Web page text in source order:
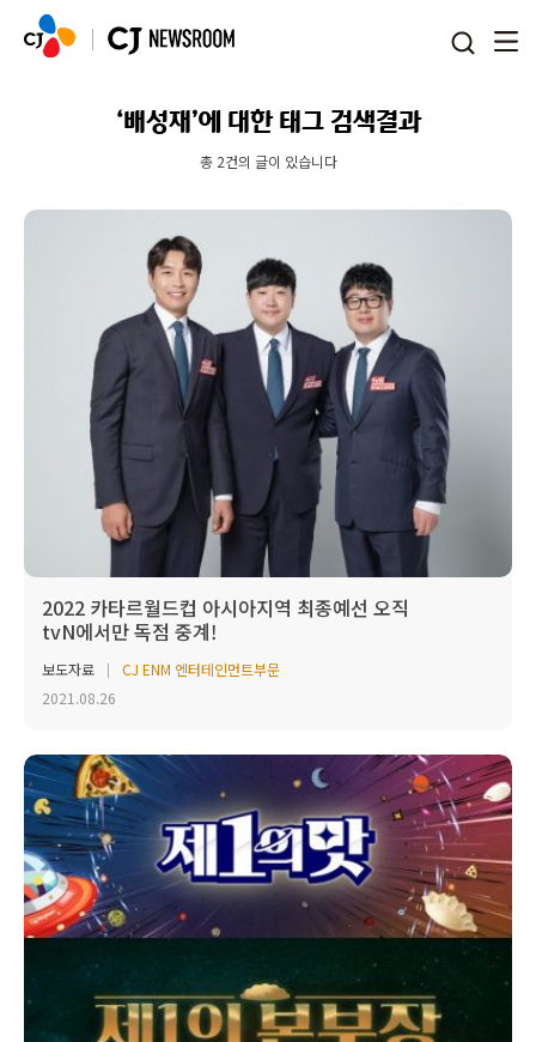
‘배성재’에 대한 태그 검색결과
총 2건의 글이 있습니다
2022 카타르월드컵 아시아지역 최종예선 오직
tvN에서만 독점 중계!
보도자료
CJ ENM 엔터테인먼트부문
2021.08.26